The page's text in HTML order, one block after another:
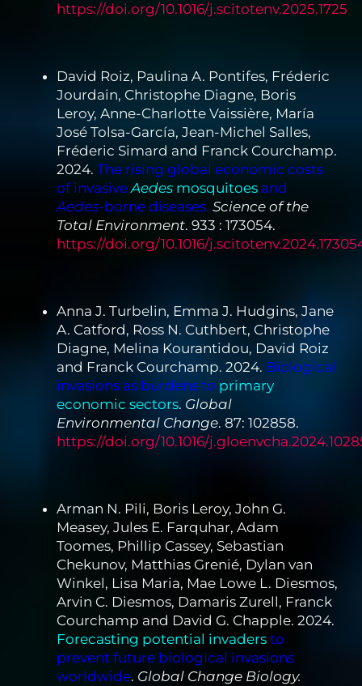
https://doi.org/10.1016/j.scitotenv.2025.1725
David Roiz, Paulina A. Pontifes, Fréderic
Jourdain, Christophe Diagne, Boris
Leroy, Anne-Charlotte Vaissière, María
José Tolsa-García, Jean-Michel Salles,
Fréderic Simard and Franck Courchamp.
2024. The rising global economic costs
of invasiveAedesmosquitoesand
Aedes-borne diseases. Science of the
Total Environment. 933 : 173054.
https://doi.org/10.1016/
Anna J. Turbelin, Emma J. Hudgins, Jane
A. Catford, Ross N. Cuthbert, Christophe
Diagne, Melina Kourantidou, David Roiz
and Franck Courchamp. 2024. Biological
invasions as burdens to primary
economic sectors. Global
Environmental Change. 87: 102858.
https://doi.org/10.1016/
Arman N. Pili, Boris Leroy, John G.
Measey, Jules E. Farquhar, Adam
Toomes, Phillip Cassey, Sebastian
Chekunov, Matthias Grenié, Dylan van
Winkel, Lisa Maria, Mae Lowe L. Diesmos,
Arvin C. Diesmos, Damaris Zurell, Franck
Courchamp and David G. Chapple. 2024.
Forecasting potential invadersto
prevent future biological invasions
worldwide. Global Change Biology.